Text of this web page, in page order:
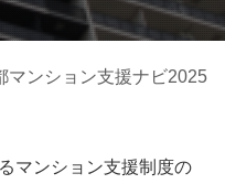
マンション支援ナビ2025
マンション支援制度の